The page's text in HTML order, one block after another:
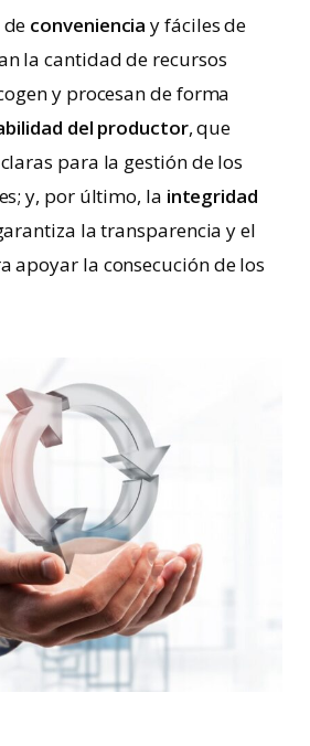
conveniencia y fáciles de
la cantidad de recursos
y procesan de forma
del productor, que
para la gestión de los
y, por último, la integridad
la transparencia y el
apoyar la consecución de los